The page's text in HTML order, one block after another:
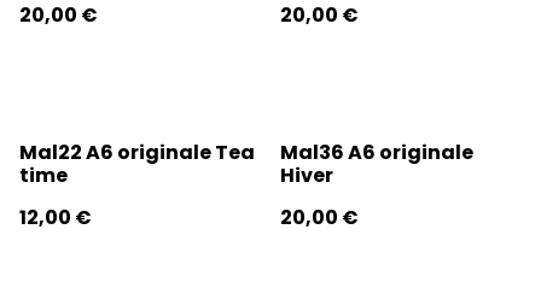
20,00 €
20,00 €
Mal22 A6 originale Tea
time
12,00 €
Mal36 A6 originale
Hiver
20,00 €